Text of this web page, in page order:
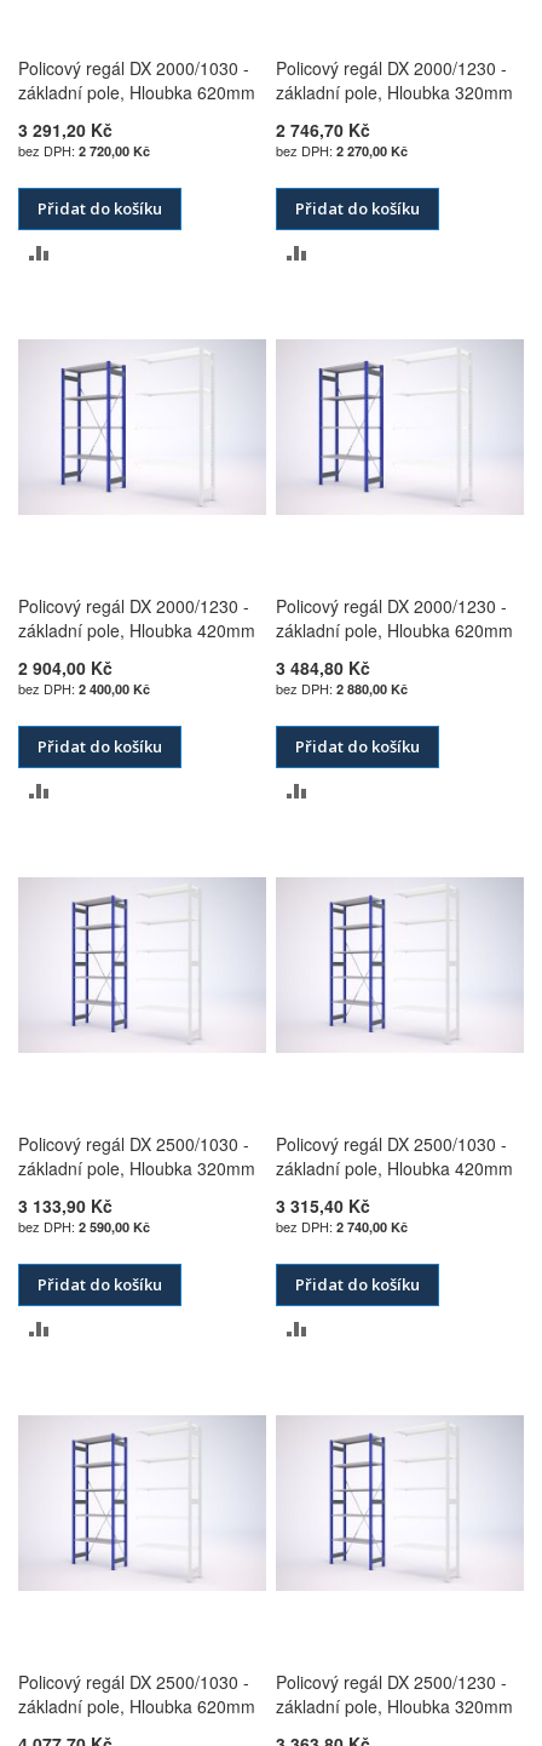
Policový regál DX 2000/1030 -
základní pole, Hloubka 620mm
3 291,20 Kč
2 720,00 Kč
Přidat do košíku
POROVNÁNÍ
Policový regál DX 2000/1230 -
základní pole, Hloubka 320mm
2 746,70 Kč
2 270,00 Kč
Přidat do košíku
POROVNÁNÍ
Policový regál DX 2000/1230 -
základní pole, Hloubka 420mm
2 904,00 Kč
2 400,00 Kč
Přidat do košíku
POROVNÁNÍ
Policový regál DX 2000/1230 -
základní pole, Hloubka 620mm
3 484,80 Kč
2 880,00 Kč
Přidat do košíku
POROVNÁNÍ
Policový regál DX 2500/1030 -
základní pole, Hloubka 320mm
3 133,90 Kč
2 590,00 Kč
Přidat do košíku
POROVNÁNÍ
Policový regál DX 2500/1030 -
základní pole, Hloubka 420mm
3 315,40 Kč
2 740,00 Kč
Přidat do košíku
POROVNÁNÍ
Policový regál DX 2500/1030 -
základní pole, Hloubka 620mm
Policový regál DX 2500/1230 -
základní pole, Hloubka 320mm